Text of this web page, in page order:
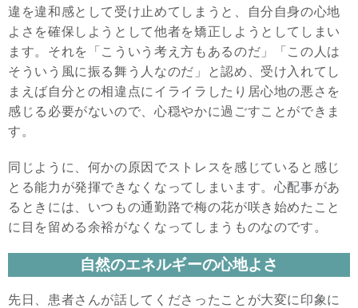
違を違和感として受け止めてしまうと、自分自身の心地
よさを確保しようとして他者を矯正しようとしてしまい
ます。それを「こういう考え方もあるのだ」「この人は
そういう風に振る舞う人なのだ」と認め、受け入れてし
まえば自分との相違点にイライラしたり居心地の悪さを
感じる必要がないので、心穏やかに過ごすことができま
す。
同じように、何かの原因でストレスを感じていると感じ
とる能力が発揮できなくなってしまいます。心配事があ
るときには、いつもの通勤路で梅の花が咲き始めたこと
に目を留める余裕がなくなってしまうものなのです。
自然のエネルギーの心地よさ
先日、患者さんが話してくださったことが大変に印象に